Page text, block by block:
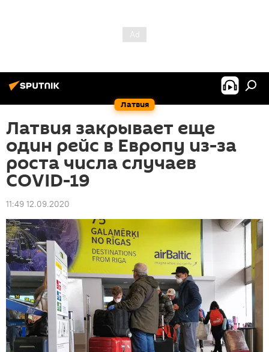
Латвия
Латвия закрывает еще
один рейс в Европу из-за
роста числа случаев
COVID-19
11:49 12.09.2020